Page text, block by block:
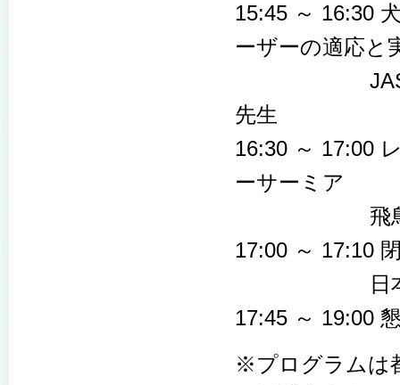
15:45 ～ 16:30
ーザーの適応と
JASMINE
先生
16:30 ～ 17:00
ーサーミア
飛鳥メデ
17:00 ～ 17:10
日本レーザ
17:45 ～ 19:00
※プログラムは